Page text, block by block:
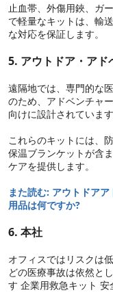
止血帯、外傷用鋏、ガ
で軽量なキットは、輸
な対応を保証します。
5. アウトドア・アド
遠隔地では、専門的な
のため、アドベンチャ
向けに設計されています
これらのキットには、
保温ブランケットが含
ケアを提供します。
また読む: アウトドア
用品は何ですか?
6. 本社
オフィスではリスクは
どの医療事故は依然と
す 企業用救急キット 安